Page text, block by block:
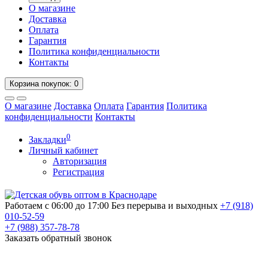
О магазине
Доставка
Оплата
Гарантия
Политика конфиденциальности
Контакты
Корзинапокупок: 0
О магазине Доставка Оплата Гарантия Политика
конфиденциальности Контакты
Закладки0
Личный кабинет
Авторизация
Регистрация
Работаем с 06:00 до 17:00 Без перерыва и выходных +7 (918)
010-52-59
+7 (988) 357-78-78
Заказать обратный звонок